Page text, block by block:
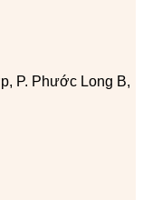
P. Phước Long B,